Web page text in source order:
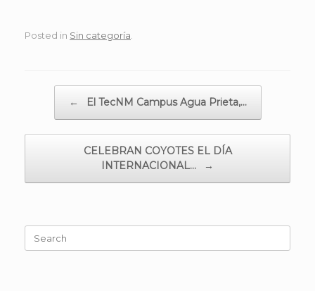
Posted in Sin categoría
← El TecNM Campus Agua Prieta,…
CELEBRAN COYOTES EL DÍA
INTERNACIONAL…
→
for: